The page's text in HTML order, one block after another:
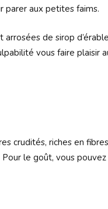
parer aux petites faims.
de sirop
vous faire plaisir
crudités, riches en
le goût, vous